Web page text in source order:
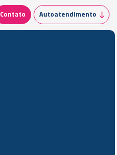
Contato Autoatendimento